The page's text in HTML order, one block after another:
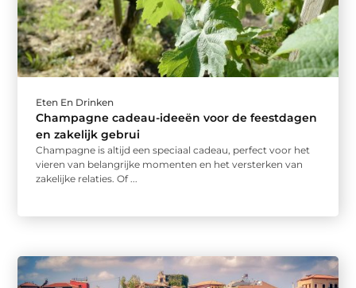
Eten En Drinken
Champagne cadeau-ideeën voor de feestdagen
en zakelijk gebrui
Champagne is altijd een speciaal cadeau, perfect voor het
vieren van belangrijke momenten en het versterken van
zakelijke relaties. Of ...